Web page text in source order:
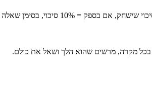
בכל מקרה, מרשים שהוא הלך ושאל את כולם.